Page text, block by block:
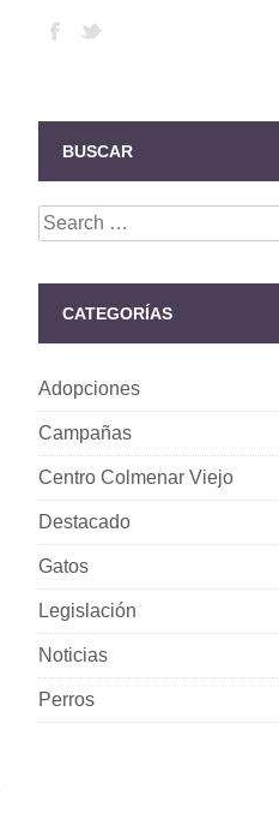
BUSCAR
Search
for:
CATEGORÍAS
Adopciones
Campañas
Centro Colmenar Viejo
Destacado
Gatos
Legislación
Noticias
Perros